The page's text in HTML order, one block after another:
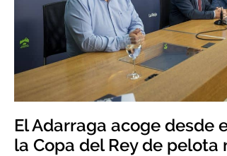
El Adarraga acoge desde
la Copa del Rey de pelota